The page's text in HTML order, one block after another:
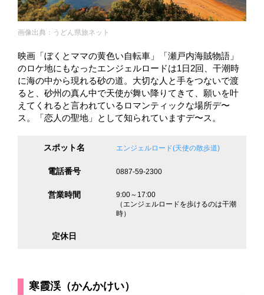
画像出典：うどん県旅ネット
映画「ぼくとママの黄色い自転車」「瀬戸内海賊物語」
のロケ地にもなったエンジェルロードは1日2回、干潮時
に海の中から現れる砂の道。大切な人と手をつないで渡
ると、砂州の真ん中で天使が舞い降りてきて、願いを叶
えてくれると言われているロマンティックな場所デ〜
ス。「恋人の聖地」として知られていますデ〜ス。
スポット名 エンジェルロード(天使の散歩道)
電話番号 0887-59-2300
営業時間
9:00～17:00
（エンジェルロードを歩けるのは干潮
時）
定休日
寒霞渓（かんかけい）